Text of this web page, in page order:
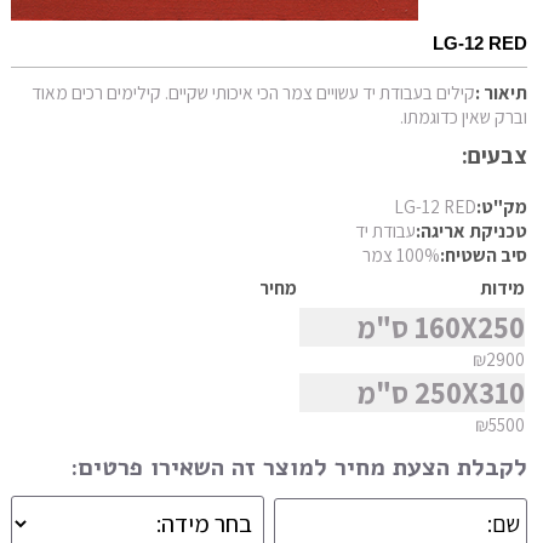
צורה
סגנון
פרסי מוד
פרסי נהין
פרסי סנה
פרסי קום משי
פרסי קוצ'אן
פרסי קשאן
פרסי קשקאי
LG-12 RED
תיאור :קילים בעבודת יד עשויים צמר הכי איכותי שקיים. קילימים רכים מאוד
וברק שאין כדוגמתו.
צבעים:
מק"ט:LG-12 RED
טכניקת אריגה:עבודת יד
סיב השטיח:100% צמר
מידות
מחיר
160X250 ס"מ
₪2900
250X310 ס"מ
₪5500
לקבלת הצעת מחיר למוצר זה השאירו פרטים: